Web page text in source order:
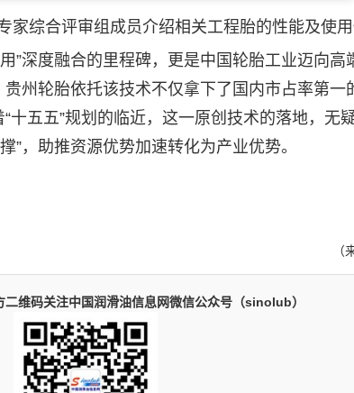
综合评审组成员介绍相关工程胎的性能及使用
深度融合的里程碑，更是中国轮胎工业迈向高
贵州轮胎依托该技术不仅拿下了国内市占率第一
十五五”规划的临近，这一原创技术的落地，无
”，助推资源优势加速转化为产业优势。
（
二维码关注中国润滑油信息网微信公众号（sinolub）